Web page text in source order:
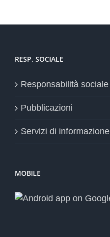
RESP. SOCIALE
Responsabilità sociale
Pubblicazioni
Servizi di informazione
MOBILE